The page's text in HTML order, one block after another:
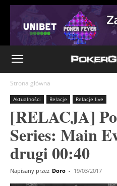
Strona główna
Aktualności Relacje Relacje live
[RELACJA]
Series: Main
drugi 00:40
Napisany przez Doro - 19/03/2017